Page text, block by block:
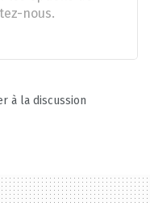
nous.
à la discussion